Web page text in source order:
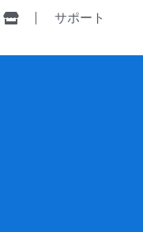
サポート